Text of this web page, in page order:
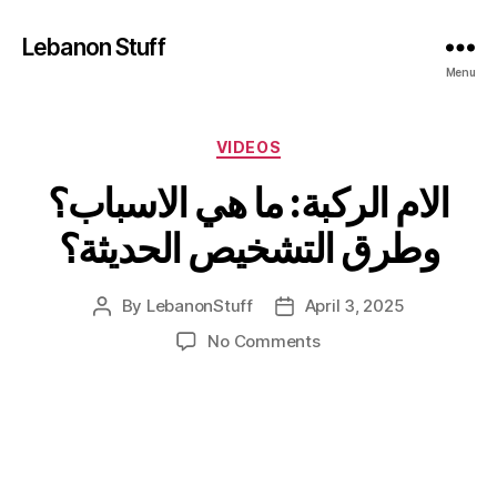
Lebanon Stuff
Menu
Categories
VIDEOS
الام الركبة: ما هي الاسباب؟
وطرق التشخيص الحديثة؟
Post
By LebanonStuff
PostApril 3, 2025
No Commentson